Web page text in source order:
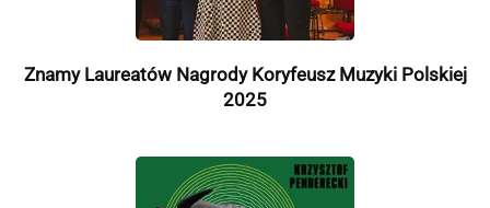
Znamy Laureatów Nagrody Koryfeusz Muzyki Polskiej
2025